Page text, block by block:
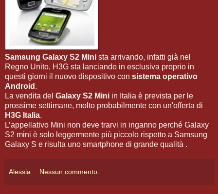
Samsung Galaxy S2 Mini sta arrivando, infatti già nel
Regno Unito, H3G sta lanciando in esclusiva proprio in
questi giorni il nuovo dispositivo con sistema operativo
Android .
La vendita del Galaxy S2 Mini in Italia è prevista per le
prossime settimane, molto probabilmente con un'offerta di
H3G Italia.
L’appellativo Mini non deve trarvi in inganno perché Galaxy
S2 mini è solo leggermente più piccolo rispetto a Samsung
Galaxy S e risulta uno smartphone di grande qualità .
Alessia Nessun commento: